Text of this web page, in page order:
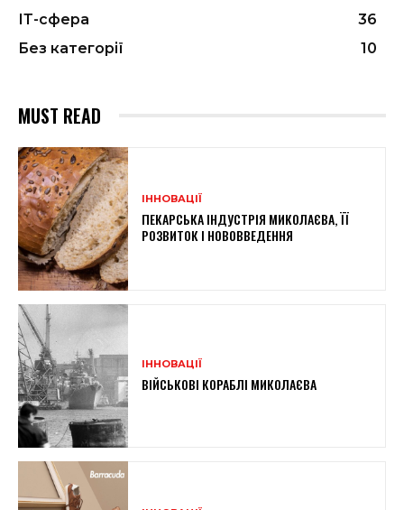
ІТ-сфера
36
Без категорії
10
MUST READ
ІННОВАЦІЇ
ПЕКАРСЬКА ІНДУСТРІЯ МИКОЛАЄВА, ЇЇ
РОЗВИТОК І НОВОВВЕДЕННЯ
ІННОВАЦІЇ
ВІЙСЬКОВІ КОРАБЛІ МИКОЛАЄВА